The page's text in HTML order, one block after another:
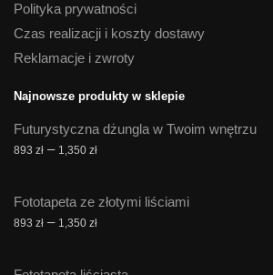
Polityka prywatności
Czas realizacji i koszty dostawy
Reklamacje i zwroty
Najnowsze produkty w sklepie
Futurystyczna dżungla w Twoim wnętrzu
893 zł – 1,350 złZakres
893 zł
do
Fototapeta ze złotymi liściami
893 zł – 1,350 złZakres